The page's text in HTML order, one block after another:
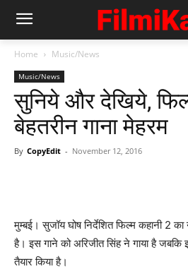
Home Music/News
Music/News
सुनिये और देखिये,
बेहतरीन गाना मेहरम
By CopyEdit - November 12, 2016
मुम्‍बई। सुजॉय घोष निर्देशित फिल्‍म कहानी 2 का
है। इस गाने को अरिजीत सिंह ने गाया है
तैयार किया है।